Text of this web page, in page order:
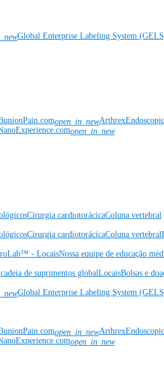
Global Enterprise Labeling System
open_in_new
open_in_new
Cirurgia cardiotorácicaColuna vertebral
Cirurgia cardiotorácicaColuna vertebral
- LocaisNossa equipe de educação
de suprimentos globalLocaisBolsas e
Global Enterprise Labeling System
open_in_new
open_in_new